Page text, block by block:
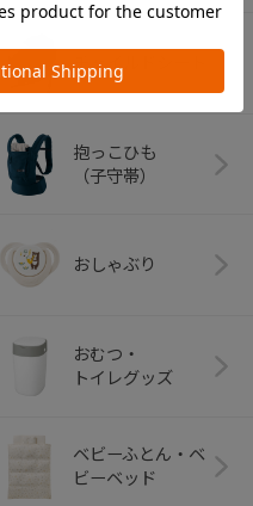
チャイルドシート
抱っこひも
（子守帯）
おしゃぶり
おむつ・
トイレグッズ
ベビーふとん・ベ
ビーベッド